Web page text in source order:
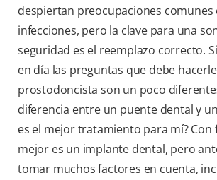
despiertan preocupaciones comunes
infecciones, pero la clave para una
seguridad es el reemplazo correcto.
en día las preguntas que debe
prostodoncista son un poco
diferencia entre un puente dental y
es el mejor tratamiento para mí? Con
mejor es un implante dental, pero
tomar muchos factores en cuenta,